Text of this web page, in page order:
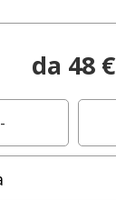
da 48 €
-